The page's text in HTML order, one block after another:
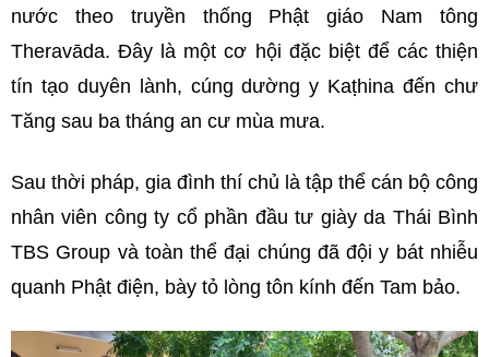
nước theo truyền thống Phật giáo Nam tông
Theravāda. Đây là một cơ hội đặc biệt để các thiện
tín tạo duyên lành, cúng dường y Kaṭhina đến chư
Tăng sau ba tháng an cư mùa mưa.
Sau thời pháp, gia đình thí chủ là tập thể cán bộ công
nhân viên công ty cổ phần đầu tư giày da Thái Bình
TBS Group và toàn thể đại chúng đã đội y bát nhiễu
quanh Phật điện, bày tỏ lòng tôn kính đến Tam bảo.